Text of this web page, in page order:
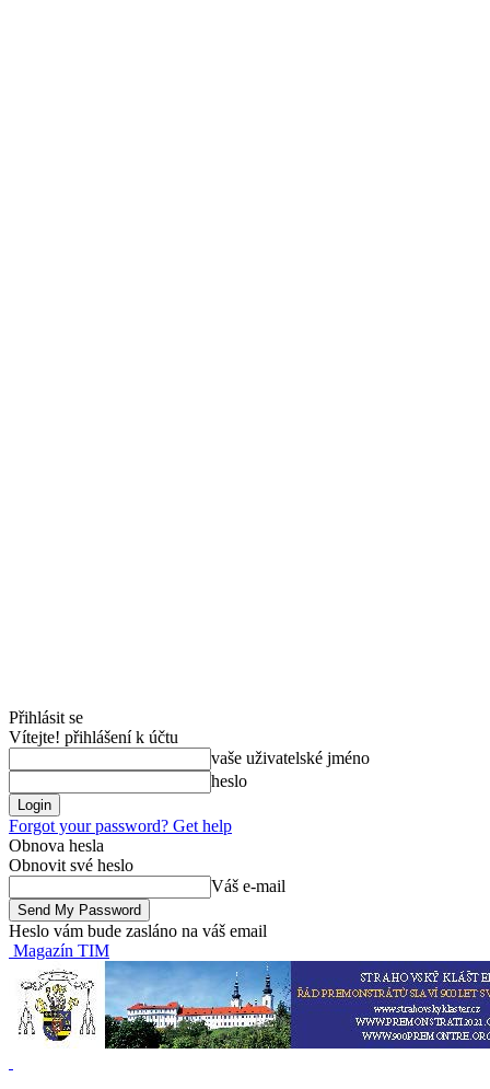
Přihlásit se
Vítejte! přihlášení k účtu
vaše uživatelské jméno
heslo
Forgot your password? Get help
Obnova hesla
Obnovit své heslo
Váš e-mail
Heslo vám bude zasláno na váš email
Magazín TIM